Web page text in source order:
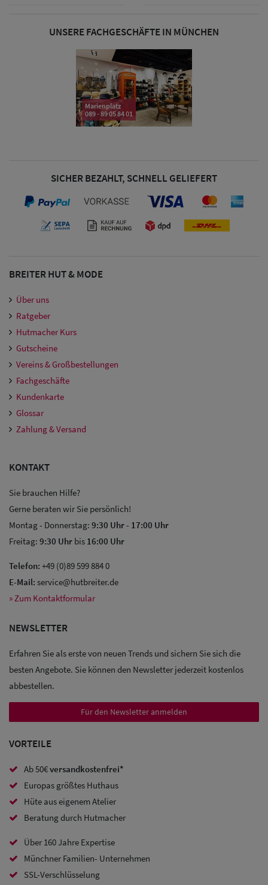
Damen
Sonnenschilder
Snapback Caps
Sale: Caps
Sale:
Baseball
Caps
Caps
Sale:
Trucker
Caps
Sale: Caps
mit
Ohrenschutz
UNSERE FACHGESCHÄFTE IN MÜNCHEN
Marienplatz
089 - 89 05 84 01
SICHER BEZAHLT, SCHNELL GELIEFERT
BREITER HUT & MODE
Über uns
Ratgeber
Hutmacher Kurs
Gutscheine
Vereins & Großbestellungen
Fachgeschäfte
Kundenkarte
Glossar
Zahlung & Versand
KONTAKT
Sie brauchen Hilfe?
Gerne beraten wir Sie persönlich!
Montag - Donnerstag: 9:30 Uhr- 17:00 Uhr
Freitag: 9:30 Uhr bis 16:00 Uhr
Telefon: +49 (0)89 599 884 0
E-Mail: service@hutbreiter.de
» Zum Kontaktformular
NEWSLETTER
Erfahren Sie als erste von neuen Trends und sichern Sie sich die
besten Angebote. Sie können den Newsletter jederzeit kostenlos
abbestellen.
Für den Newsletter anmelden
VORTEILE
Ab 50€versandkostenfrei*
Europas größtes Huthaus
Hüte aus eigenem Atelier
Beratung durch Hutmacher
Über 160 Jahre Expertise
Münchner Familien- Unternehmen
SSL-Verschlüsselung